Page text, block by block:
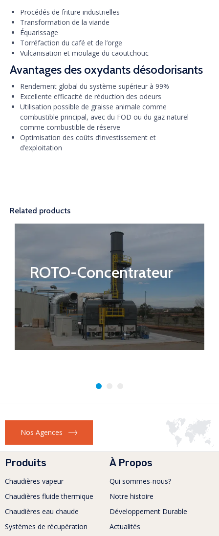
Procédés de friture industrielles
Transformation de la viande
Équarissage
Torréfaction du café et de l’orge
Vulcanisation et moulage du caoutchouc
Avantages des oxydants désodorisants
Rendement global du système supérieur à 99%
Excellente efficacité de réduction des odeurs
Utilisation possible de graisse animale comme
combustible principal, avec du FOD ou du gaz naturel
comme combustible de réserve
Optimisation des coûts d’investissement et
d’exploitation
Related products
ROTO-Concentrateur
Nos Agences
Produits
Chaudières vapeur
Chaudières fluide thermique
Chaudières eau chaude
Systèmes de récupération
À Propos
Qui sommes-nous?
Notre histoire
Développement Durable
Actualités